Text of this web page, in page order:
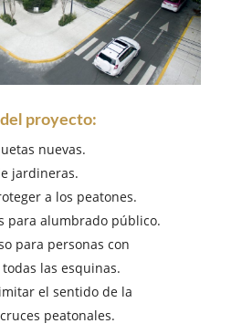
proyecto:
nuevas.
jardineras.
a los peatones.
para alumbrado público.
para personas con
las esquinas.
el sentido de la
peatonales.